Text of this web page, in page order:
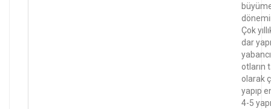
Çok
dar
yabancı
otların
olarak
yapıp
4-5